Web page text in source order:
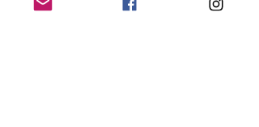
Zeit & Ort